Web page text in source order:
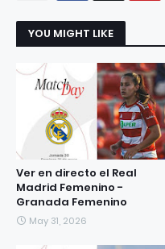
YOU MIGHT LIKE
Ver en directo el Real
Madrid Femenino -
Granada Femenino
May 31, 2026